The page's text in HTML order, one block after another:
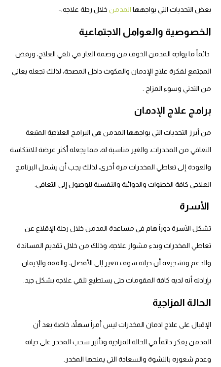
بعض التحديات التي يواجهها المدمن خلال رحلة علاجه:-
الخصوصية والعوامل الاجتماعية
دائماً ما يواجه المدمن الخوف من وصمة العار في تلقي العلاج، ورفض
المجتمع لفكرة علاج الإدمان والمكوث داخل المصحة، لذلك تجعله يعاني
من التدني وسوء المزاج .
برامج علاج الإدمان
من أبرز التحديات التي يواجهها المدمن هي البرامج العلاجية المتبعة
التعافي من المخدرات، والغير مناسبة له، مما يجعله أكثر عرضة للانتكاسة
والعودة إلى تعاطي المخدرات مرة أخرى، لذلك يجب أن يشمل البرنامج
العلاجي كافة الخطوات والدوائية والنفسية للوصول إلى التعافي.
الأسرة
تشكل الأسرة دوراً هام في مساعدة المدمن خلال رحلة الإقلاع عن
تعاطي المخدرات وبدء مشوار علاجه، وذلك من خلال تقديم المساندة
والدعم وتشجيعه أن حياته سوف تتغير إلى الأفضل، والقفة والإيمان
بإرادته أنه لديه كافة المقومات حتى يستطيع تلقي علاجه بشكل جيد.
الحالة المزاجية
الإقبال على علاج ادمان المخدرات ليس أمراً سهلاُ، خاصة بعد أن
المدمن يفكر دائماُ في الحالة المزاجية وتأثير سحب المخدر على حياته
وعدم شعوره بالنشوة والسعادة التي يمنحها المخدر.